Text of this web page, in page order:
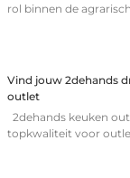
rol binnen de
Vind jouw 2dehands
outlet
2dehands keuken
topkwaliteit voor